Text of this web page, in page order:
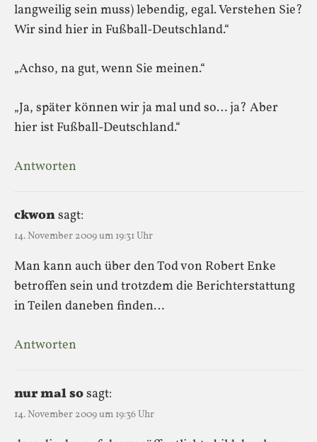
langweilig sein muss) lebendig, egal. Verstehen Sie?
Wir sind hier in Fußball-Deutschland.“
„Achso, na gut, wenn Sie meinen.“
„Ja, später können wir ja mal und so… ja? Aber
hier ist Fußball-Deutschland.“
Antworten
ckwonsagt:
14. November 2009 um 19:31 Uhr
Man kann auch über den Tod von Robert Enke
betroffen sein und trotzdem die Berichterstattung
in Teilen daneben finden…
Antworten
nur mal sosagt:
14. November 2009 um 19:36 Uhr